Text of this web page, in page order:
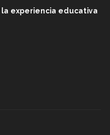
experiencia educativa